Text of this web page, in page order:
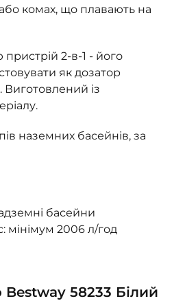
комах, що плавають на
2-в-1 - його
як дозатор
Виготовлений із
наземних басейнів, за
басейни
мінімум 2006 л/год
Bestway 58233 Білий